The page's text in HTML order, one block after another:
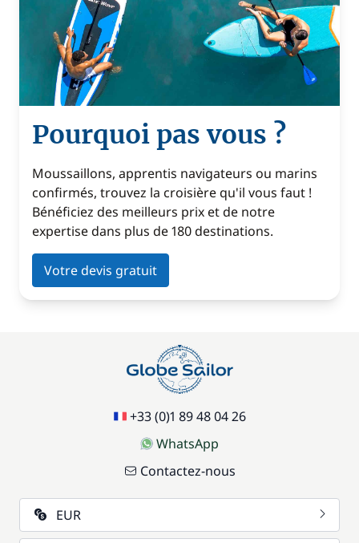
Pourquoi pas vous ?
Moussaillons, apprentis navigateurs ou marins
confirmés, trouvez la croisière qu'il vous faut !
Bénéficiez des meilleurs prix et de notre
expertise dans plus de 180 destinations.
Votre devis gratuit
+33 (0)1 89 48 04 26
WhatsApp
Contactez-nous
EUR